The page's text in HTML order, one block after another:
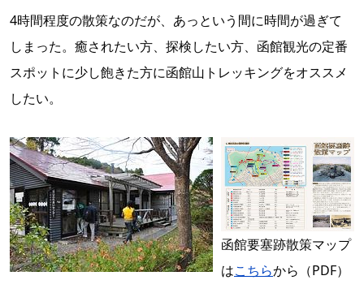
4時間程度の散策なのだが、あっという間に時間が過ぎて
しまった。癒されたい方、探検したい方、函館観光の定番
スポットに少し飽きた方に函館山トレッキングをオススメ
したい。
函館要塞跡散策マップ
はこちらから（PDF）